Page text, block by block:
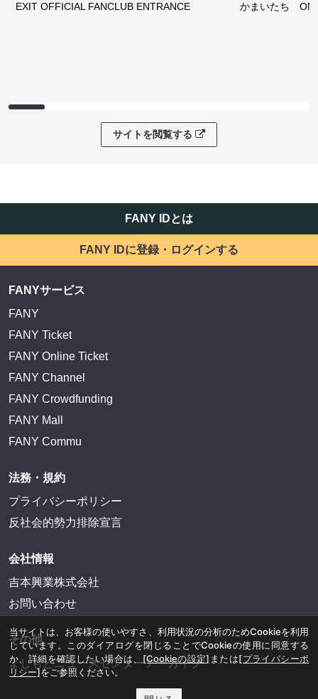
EXIT OFFICIAL FANCLUB ENTRANCE かまいたち
サイトを閲覧する
FANY IDとは
FANY IDに登録・ログインする
FANYサービス
FANY
FANY Ticket
FANY Online Ticket
FANY Channel
FANY Crowdfunding
FANY Mall
FANY Commu
法務・規約
プライバシーポリシー
反社会的勢力排除宣言
会社情報
吉本興業株式会社
お問い合わせ
その他
よしもとニュースセンターアーカイブ
当サイトは、お客様の使いやすさ、利用状況の分析のためCookieを利用
しています。このダイアログを閉じることでCookieの使用に同意する
か、詳細を確認したい場合は、 [Cookieの設定] または[プライバシーポ
リシー]をご参照ください。